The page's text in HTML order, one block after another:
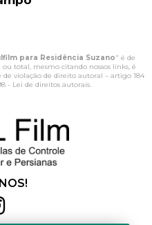
para Residência Suzano" é de
total, mesmo citando nossos links, é
violação de direito autoral – artigo 184
- Lei de direitos autorais.